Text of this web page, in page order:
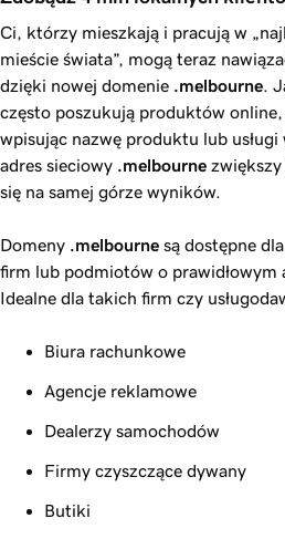
Ci, którzy mieszkają i pracują w
mieście świata”, mogą teraz
dzięki nowej domenie .melbourne .
często poszukują produktów online,
wpisując nazwę produktu lub usługi
adres sieciowy .melbourne zwiększy
się na samej górze wyników.
Domeny .melbourne są dostępne
firm lub podmiotów o prawidłowym
Idealne dla takich firm czy
Biura rachunkowe
Agencje reklamowe
Dealerzy samochodów
Firmy czyszczące dywany
Butiki